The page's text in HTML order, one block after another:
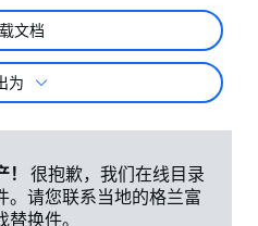
文档
为
很抱歉，我们在线目录
。请您联系当地的格兰富
换件。